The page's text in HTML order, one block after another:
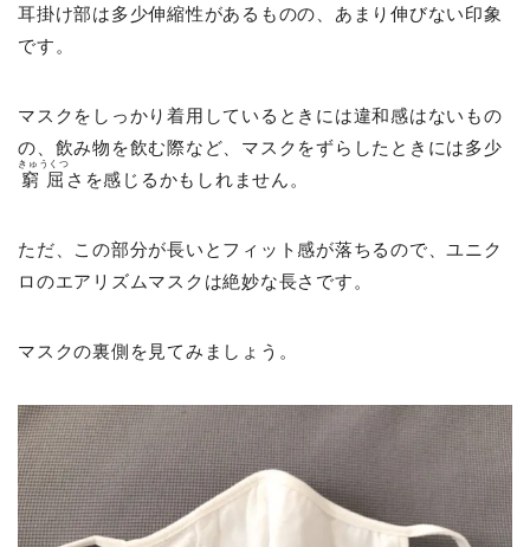
耳掛け部は多少伸縮性があるものの、あまり伸びない印象
です。
マスクをしっかり着用しているときには違和感はないもの
の、飲み物を飲む際など、マスクをずらしたときには多少
窮屈
きゅうくつ
さを感じるかもしれません。
ただ、この部分が長いとフィット感が落ちるので、ユニク
ロのエアリズムマスクは絶妙な長さです。
マスクの裏側を見てみましょう。